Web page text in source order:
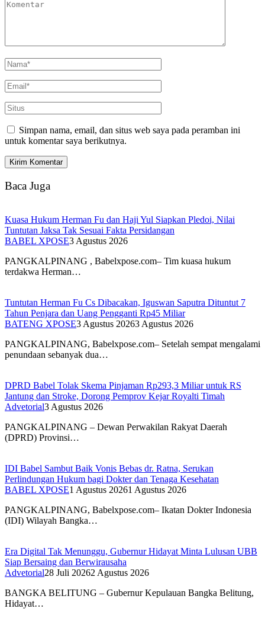
Simpan nama, email, dan situs web saya pada peramban ini
untuk komentar saya berikutnya.
Baca Juga
Kuasa Hukum Herman Fu dan Haji Yul Siapkan Pledoi, Nilai
Tuntutan Jaksa Tak Sesuai Fakta Persidangan
BABEL XPOSE3 Agustus 2026
PANGKALPINANG , Babelxpose.com– Tim kuasa hukum
terdakwa Herman…
Tuntutan Herman Fu Cs Dibacakan, Iguswan Saputra Dituntut 7
Tahun Penjara dan Uang Pengganti Rp45 Miliar
BATENG XPOSE3 Agustus 20263 Agustus 2026
PANGKALPINANG, Babelxpose.com– Setelah sempat mengalami
penundaan sebanyak dua…
DPRD Babel Tolak Skema Pinjaman Rp293,3 Miliar untuk RS
Jantung dan Stroke, Dorong Pemprov Kejar Royalti Timah
Advetorial3 Agustus 2026
PANGKALPINANG – Dewan Perwakilan Rakyat Daerah
(DPRD) Provinsi…
IDI Babel Sambut Baik Vonis Bebas dr. Ratna, Serukan
Perlindungan Hukum bagi Dokter dan Tenaga Kesehatan
BABEL XPOSE1 Agustus 20261 Agustus 2026
PANGKALPINANG, Babelxpose.com– Ikatan Dokter Indonesia
(IDI) Wilayah Bangka…
Era Digital Tak Menunggu, Gubernur Hidayat Minta Lulusan UBB
Siap Bersaing dan Berwirausaha
Advetorial28 Juli 20262 Agustus 2026
BANGKA BELITUNG – Gubernur Kepulauan Bangka Belitung,
Hidayat…